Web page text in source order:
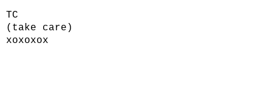
TC
(take care)
xoxoxox